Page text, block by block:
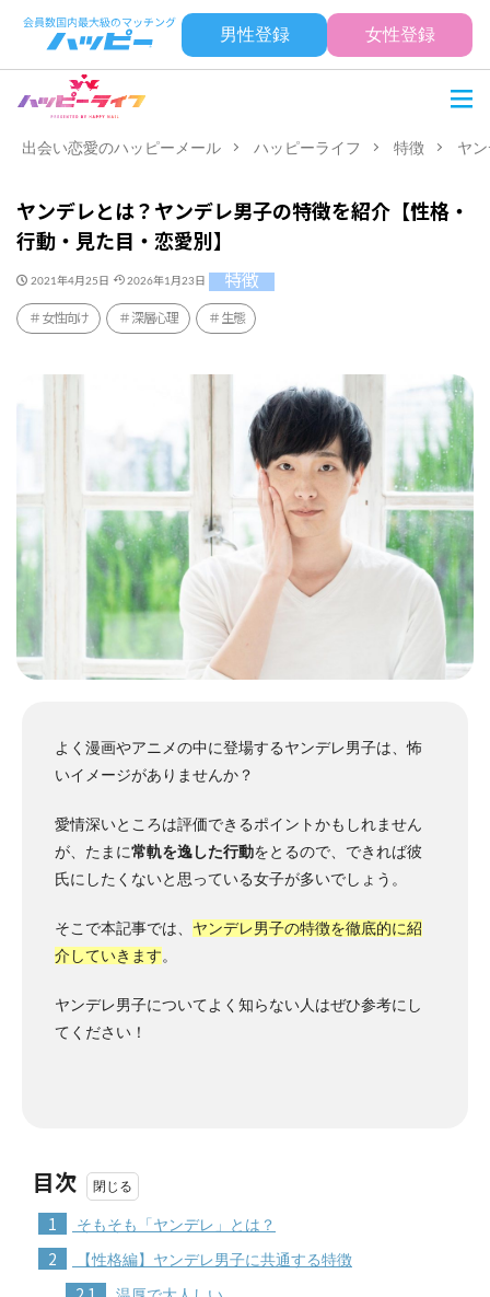
男性登録 女性登録
出会い恋愛のハッピーメール ハッピーライフ 特徴 ヤ
ヤンデレとは？ヤンデレ男子の特徴を紹介【性格・
行動・見た目・恋愛別】
2021年4月25日 2026年1月23日 特徴
女性向け 深層心理 生態
よく漫画やアニメの中に登場するヤンデレ男子は、怖
いイメージがありませんか？
愛情深いところは評価できるポイントかもしれません
が、たまに常軌を逸した行動をとるので、できれば彼
氏にしたくないと思っている女子が多いでしょう。
そこで本記事では、 ヤンデレ男子の特徴を徹底的に紹
介していきます。
ヤンデレ男子についてよく知らない人はぜひ参考にし
てください！
目次
1 そもそも「ヤンデレ」とは？
2 【性格編】ヤンデレ男子に共通する特徴